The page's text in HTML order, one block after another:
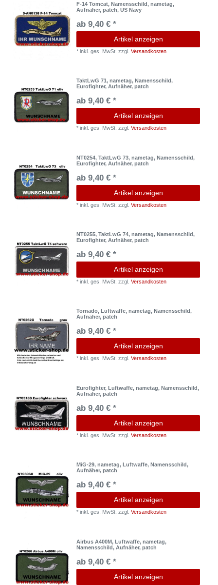
F-14 Tomcat, Namensschild, nametag,
Aufnäher, patch, US Navy
ab 9,40 € *
Artikel anzeigen
*inkl. ges. MwSt. zzgl.Versandkosten
TaktLwG 71, nametag, Namensschild,
Eurofighter, Aufnäher, patch
ab 9,40 € *
Artikel anzeigen
*inkl. ges. MwSt. zzgl.Versandkosten
NT0254, TaktLwG 73, nametag, Namensschild,
Eurofighter, Aufnäher, patch
ab 9,40 € *
Artikel anzeigen
*inkl. ges. MwSt. zzgl.Versandkosten
NT0255, TaktLwG 74, nametag, Namensschild,
Eurofighter, Aufnäher, patch
ab 9,40 € *
Artikel anzeigen
*inkl. ges. MwSt. zzgl.Versandkosten
Tornado, Luftwaffe, nametag, Namensschild,
Aufnäher, patch
ab 9,40 € *
Artikel anzeigen
*inkl. ges. MwSt. zzgl.Versandkosten
Eurofighter, Luftwaffe, nametag, Namensschild,
Aufnäher, patch
ab 9,40 € *
Artikel anzeigen
*inkl. ges. MwSt. zzgl.Versandkosten
MiG-29, nametag, Luftwaffe, Namensschild,
Aufnäher, patch
ab 9,40 € *
Artikel anzeigen
*inkl. ges. MwSt. zzgl.Versandkosten
Airbus A400M, Luftwaffe, nametag,
Namensschild, Aufnäher, patch
ab 9,40 € *
Artikel anzeigen